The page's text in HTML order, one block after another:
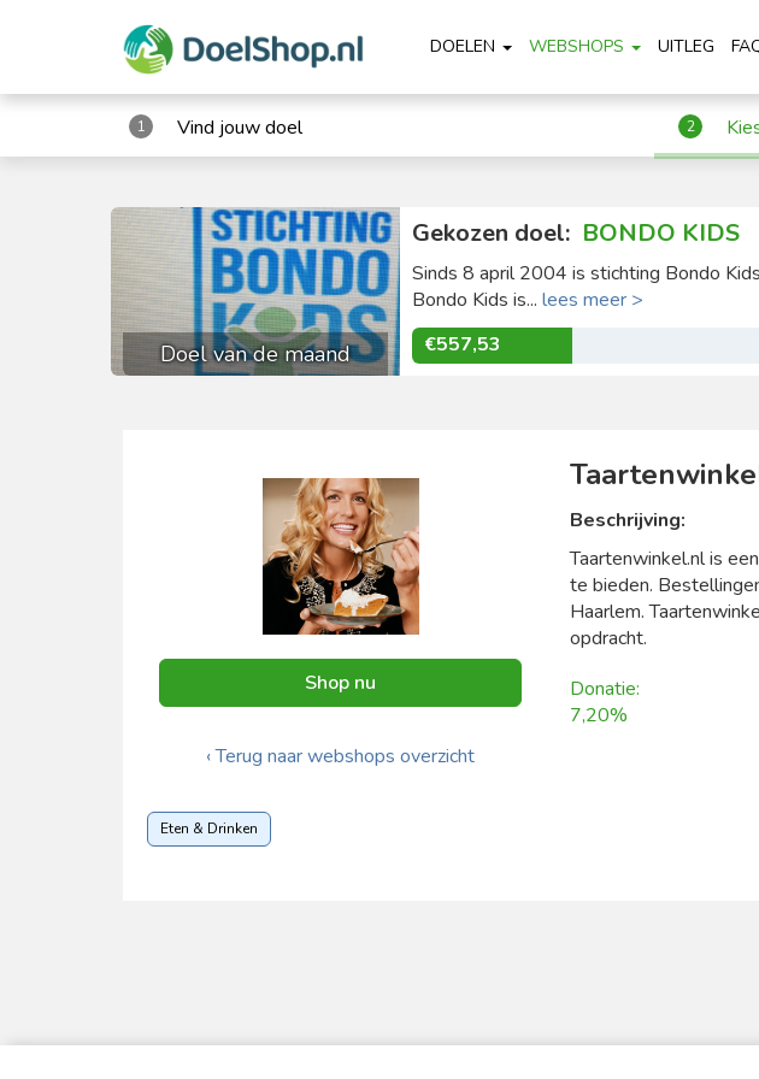
DOELEN WEBSHOPS UITLEG
1 Vind jouw doel 2
Doel van de maand
Gekozen doel: BONDO KIDS
Sinds 8 april 2004 is stichting Bondo
Bondo Kids is... lees meer >
€557,53
Shop nu
‹ Terug naar webshops overzicht
Eten & Drinken
Beschrijving:
Taartenwinkel.nl is
te bieden.
Haarlem.
opdracht.
Donatie:
7,20%